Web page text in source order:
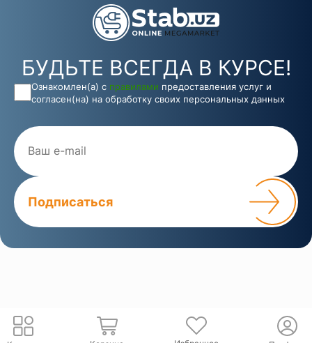
БУДЬТЕ ВСЕГДА В КУРСЕ!
Ознакомлен(а) с правилами предоставления услуг и
согласен(на) на обработку своих персональных данных
Подписаться